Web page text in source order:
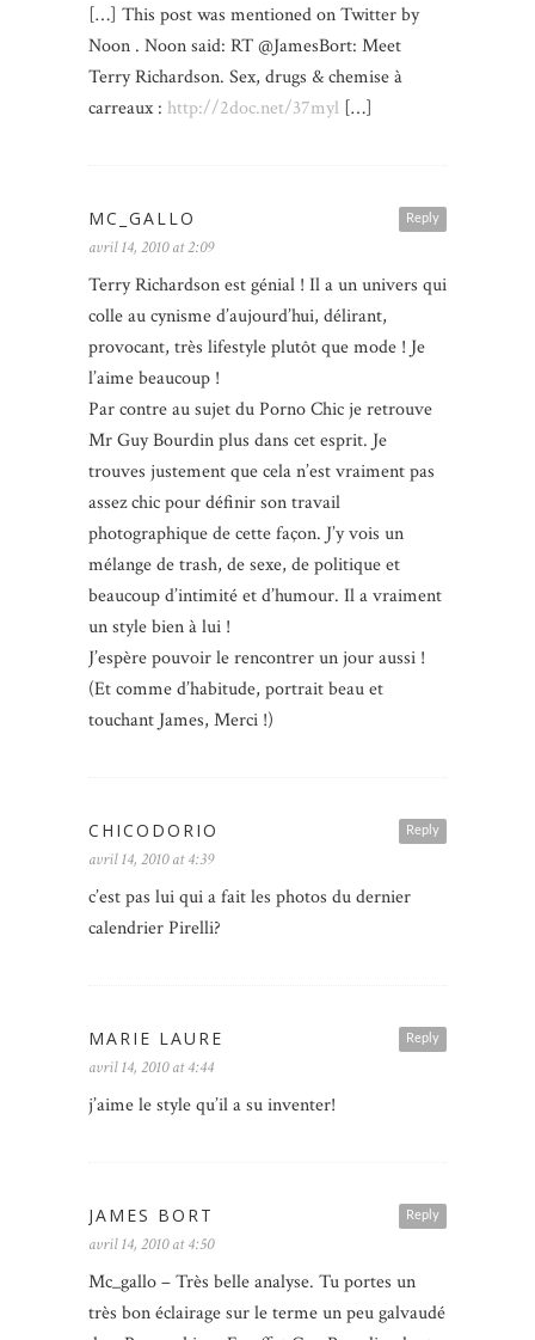
[…] This post was mentioned on Twitter by
Noon . Noon said: RT @JamesBort: Meet
Terry Richardson. Sex, drugs & chemise à
carreaux : http://2doc.net/37myl […]
Reply
MC_GALLO
avril 14, 2010 at 2:09
Terry Richardson est génial ! Il a un univers qui
colle au cynisme d’aujourd’hui, délirant,
provocant, très lifestyle plutôt que mode ! Je
l’aime beaucoup !
Par contre au sujet du Porno Chic je retrouve
Mr Guy Bourdin plus dans cet esprit. Je
trouves justement que cela n’est vraiment pas
assez chic pour définir son travail
photographique de cette façon. J’y vois un
mélange de trash, de sexe, de politique et
beaucoup d’intimité et d’humour. Il a vraiment
un style bien à lui !
J’espère pouvoir le rencontrer un jour aussi !
(Et comme d’habitude, portrait beau et
touchant James, Merci !)
Reply
CHICODORIO
avril 14, 2010 at 4:39
c’est pas lui qui a fait les photos du dernier
calendrier Pirelli?
Reply
MARIE LAURE
avril 14, 2010 at 4:44
j’aime le style qu’il a su inventer!
Reply
JAMES BORT
avril 14, 2010 at 4:50
Mc_gallo – Très belle analyse. Tu portes un
très bon éclairage sur le terme un peu galvaudé